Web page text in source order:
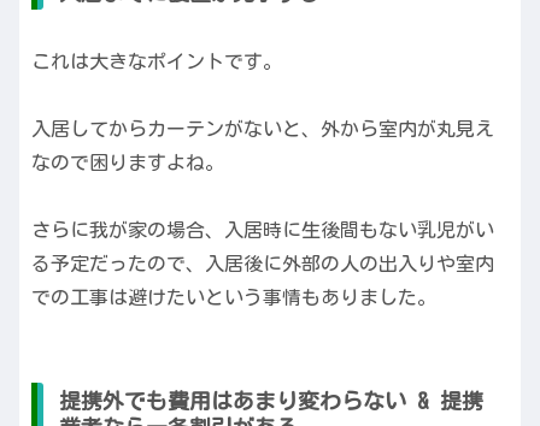
これは大きなポイントです。
入居してからカーテンがないと、外から室内が丸見え
なので困りますよね。
さらに我が家の場合、入居時に生後間もない乳児がい
る予定だったので、入居後に外部の人の出入りや室内
での工事は避けたいという事情もありました。
提携外でも費用はあまり変わらない & 提携